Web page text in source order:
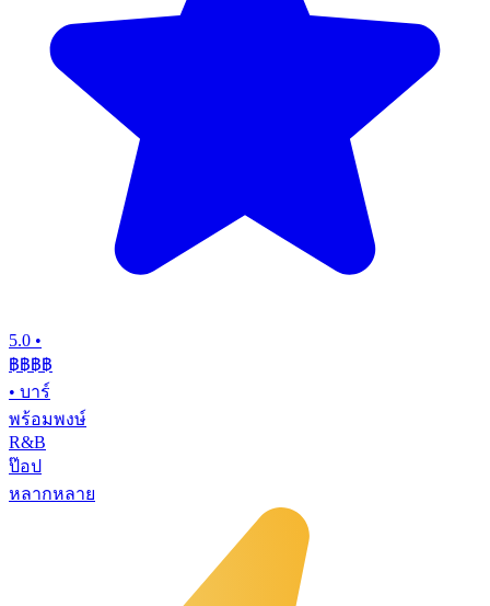
5.0 •
฿฿฿฿
• บาร์
พร้อมพงษ์
R&B
ป๊อป
หลากหลาย